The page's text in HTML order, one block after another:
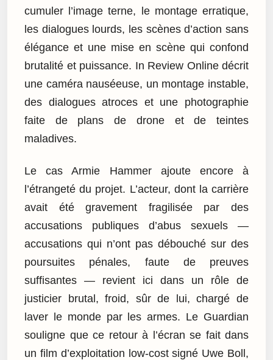
cumuler l’image terne, le montage erratique,
les dialogues lourds, les scènes d’action sans
élégance et une mise en scène qui confond
brutalité et puissance. In Review Online décrit
une caméra nauséeuse, un montage instable,
des dialogues atroces et une photographie
faite de plans de drone et de teintes
maladives.
Le cas Armie Hammer ajoute encore à
l’étrangeté du projet. L’acteur, dont la carrière
avait été gravement fragilisée par des
accusations publiques d’abus sexuels —
accusations qui n’ont pas débouché sur des
poursuites pénales, faute de preuves
suffisantes — revient ici dans un rôle de
justicier brutal, froid, sûr de lui, chargé de
laver le monde par les armes. Le Guardian
souligne que ce retour à l’écran se fait dans
un film d’exploitation low-cost signé Uwe Boll,